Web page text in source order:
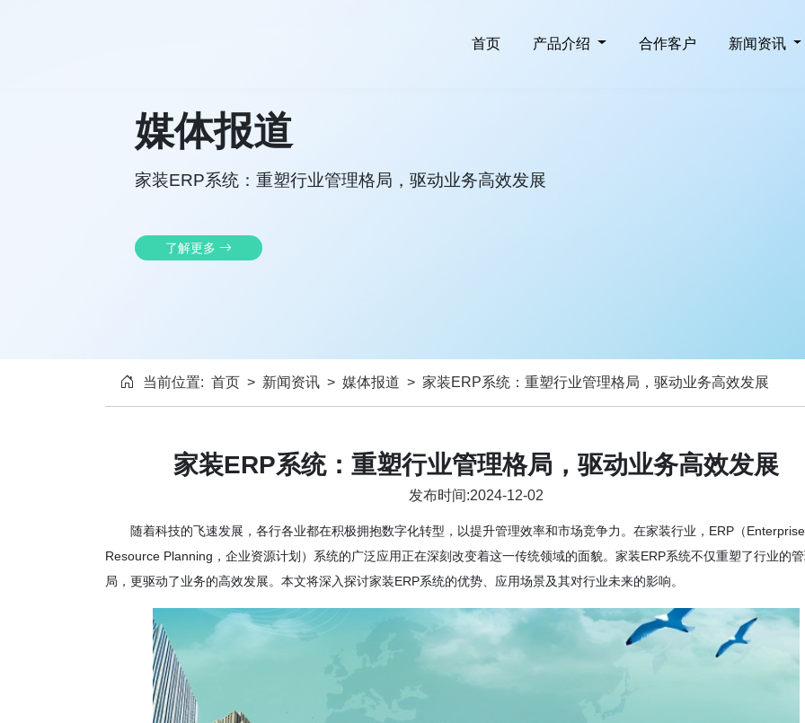
首页 产品介绍 合作客户 新闻资讯
媒体报道
家装ERP系统：重塑行业管理格局，驱动业务高效发展
了解更多
当前位置: 首页 > 新闻资讯 > 媒体报道 > 家装ERP系统：重塑行业管理格局，驱动业务高效发展
家装ERP系统：重塑行业管理格局，驱动业务高效发展
发布时间:2024-12-02
随着科技的飞速发展，各行各业都在积极拥抱数字化转型，以提升管理效率和市场竞争力。在家装行业，ERP（Enterprise
Resource Planning，企业资源计划）系统的广泛应用正在深刻改变着这一传统领域的面貌。家装ERP系统不仅重塑了行业的
局，更驱动了业务的高效发展。本文将深入探讨家装ERP系统的优势、应用场景及其对行业未来的影响。